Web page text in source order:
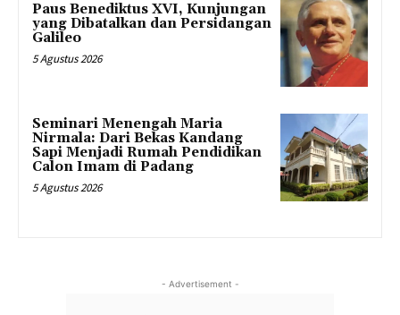
Paus Benediktus XVI, Kunjungan
yang Dibatalkan dan Persidangan
Galileo
5 Agustus 2026
Seminari Menengah Maria
Nirmala: Dari Bekas Kandang
Sapi Menjadi Rumah Pendidikan
Calon Imam di Padang
5 Agustus 2026
- Advertisement -